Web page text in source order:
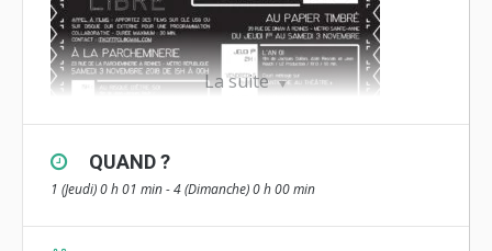
La suite
QUAND ?
1 (Jeudi) 0 h 01 min - 4 (Dimanche) 0 h 00 min